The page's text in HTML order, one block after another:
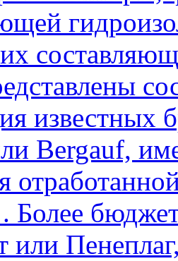
известных
Bergauf,
. Более
или